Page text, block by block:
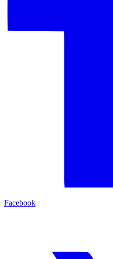
Facebook